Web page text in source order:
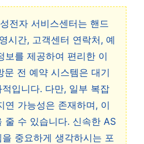
전자 서비스센터는 핸드
시간, 고객센터 연락처, 예
보를 제공하여 편리한 이
문 전 예약 시스템은 대기
입니다. 다만, 일부 복잡
연 가능성은 존재하며, 이
줄 수 있습니다. 신속한 AS
중요하게 생각하시는 포